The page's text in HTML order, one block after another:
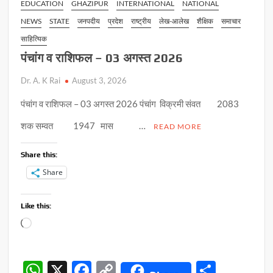
EDUCATION GHAZIPUR INTERNATIONAL
NATIONAL
NEWS
STATE जनपदीय प्रदेश राष्ट्रीय लेख-आलेख शैक्षिक
समाचार
साहित्यिक
पंचांग व राशिफल – 03 अगस्त 2026
Dr. A. K Rai August 3, 2026
पंचांग व राशिफल – 03 अगस्त 2026 पंचांग विक्रमी संवत 2083
शक सम्वत 1947 मास …
READ MORE
Share this:
Share
Like this:
Loading…